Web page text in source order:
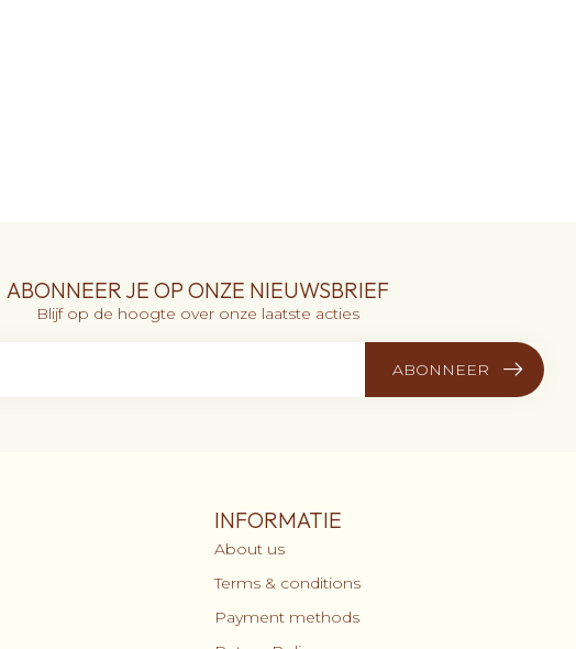
ABONNEER JE OP ONZE NIEUWSBRIEF
Blijf op de hoogte over onze laatste acties
ABONNEER
INFORMATIE
About us
Terms & conditions
Payment methods